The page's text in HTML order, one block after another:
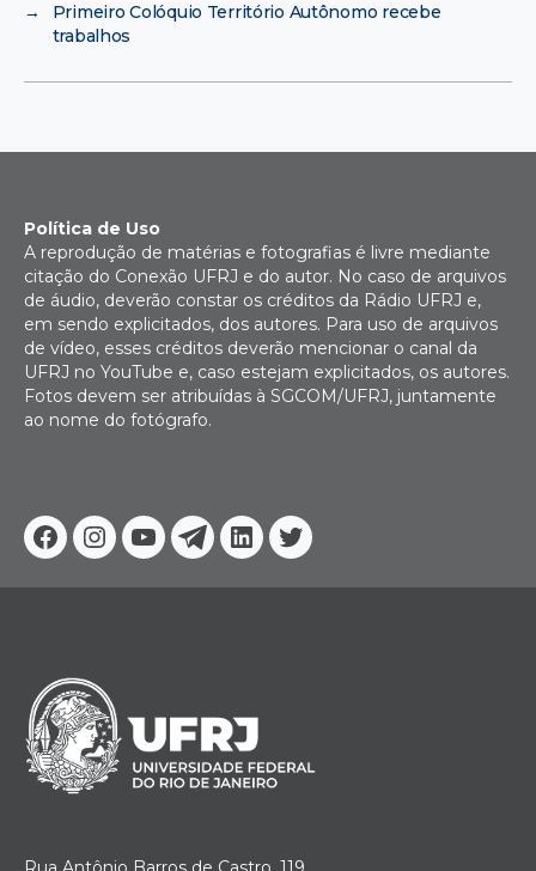
→
Primeiro Colóquio Território Autônomo recebe
trabalhos
Facebook
Instagram
YoutubeTelegram
Linkedin
Twitter
Política de Uso
A reprodução de matérias e fotografias é livre mediante
citação do Conexão UFRJ e do autor. No caso de arquivos
de áudio, deverão constar os créditos da Rádio UFRJ e,
em sendo explicitados, dos autores. Para uso de arquivos
de vídeo, esses créditos deverão mencionar o canal da
UFRJ no YouTube e, caso estejam explicitados, os autores.
Fotos devem ser atribuídas à SGCOM/UFRJ, juntamente
ao nome do fotógrafo.